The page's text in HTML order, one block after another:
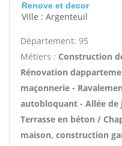
Renove et decor
Ville : Argenteuil
Département: 95
Métiers : Construction
Rénovation
maçonnerie -
autobloquant - Allée de
Terrasse en béton /
maison, construction